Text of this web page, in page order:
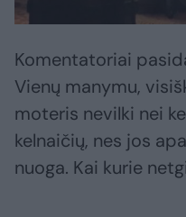
Komentatoriai
Vienų manymu,
moteris nevilki nei
kelnaičių, nes jos
nuoga. Kai kurie